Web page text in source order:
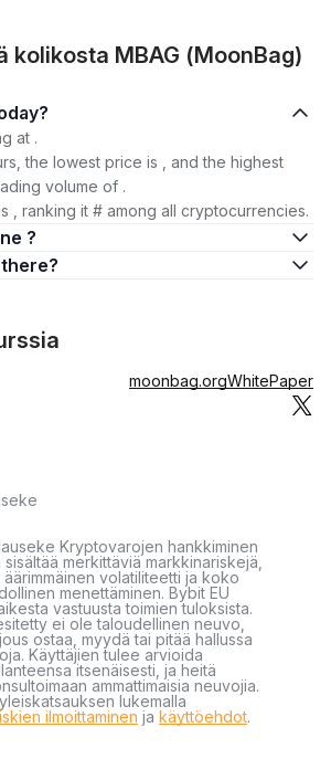
kolikosta MBAG (MoonBag)
much is today?
at .
the lowest price is , and the highest
volume of .
, ranking it # among all cryptocurrencies.
?
are there?
moonbag.orgWhitePaper
Kryptovarojen hankkiminen
merkittäviä markkinariskejä,
volatiliteetti ja koko
menettäminen. Bybit EU
vastuusta toimien tuloksista.
ei ole taloudellinen neuvo,
ostaa, myydä tai pitää hallussa
Käyttäjien tulee arvioida
itsenäisesti, ja heitä
ammattimaisia neuvojia.
lukemalla
ilmoittaminen ja käyttöehdot.